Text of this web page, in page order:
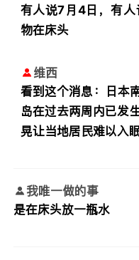
有人说7月4日，有
物在床头
维西
看到这个消息：日本
岛在过去两周内已发
晃让当地居民难以入眠
我唯一做的事
是在床头放一瓶水